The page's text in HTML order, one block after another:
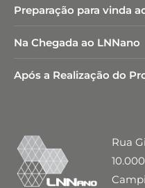
Preparação para vinda
Na Chegada ao LNNano
Após a Realização do
Rua